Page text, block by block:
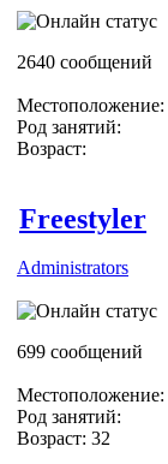
2640 сообщений
Местоположение:
Род занятий:
Возраст:
Freestyler
Administrators
699 сообщений
Местоположение:
Род занятий:
Возраст: 32